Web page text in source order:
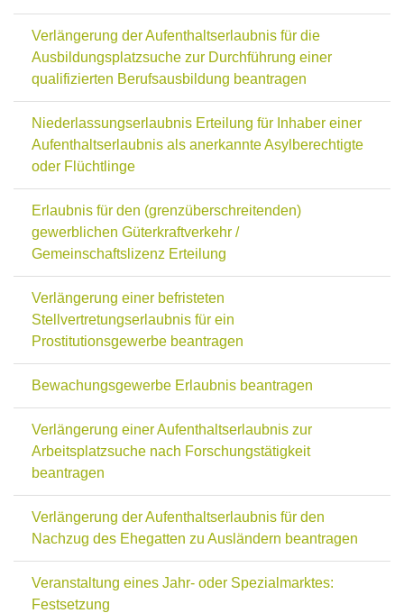
Verlängerung der Aufenthaltserlaubnis für die
Ausbildungsplatzsuche zur Durchführung einer
qualifizierten Berufsausbildung beantragen
Niederlassungserlaubnis Erteilung für Inhaber einer
Aufenthaltserlaubnis als anerkannte Asylberechtigte
oder Flüchtlinge
Erlaubnis für den (grenzüberschreitenden)
gewerblichen Güterkraftverkehr /
Gemeinschaftslizenz Erteilung
Verlängerung einer befristeten
Stellvertretungserlaubnis für ein
Prostitutionsgewerbe beantragen
Bewachungsgewerbe Erlaubnis beantragen
Verlängerung einer Aufenthaltserlaubnis zur
Arbeitsplatzsuche nach Forschungstätigkeit
beantragen
Verlängerung der Aufenthaltserlaubnis für den
Nachzug des Ehegatten zu Ausländern beantragen
Veranstaltung eines Jahr- oder Spezialmarktes:
Festsetzung